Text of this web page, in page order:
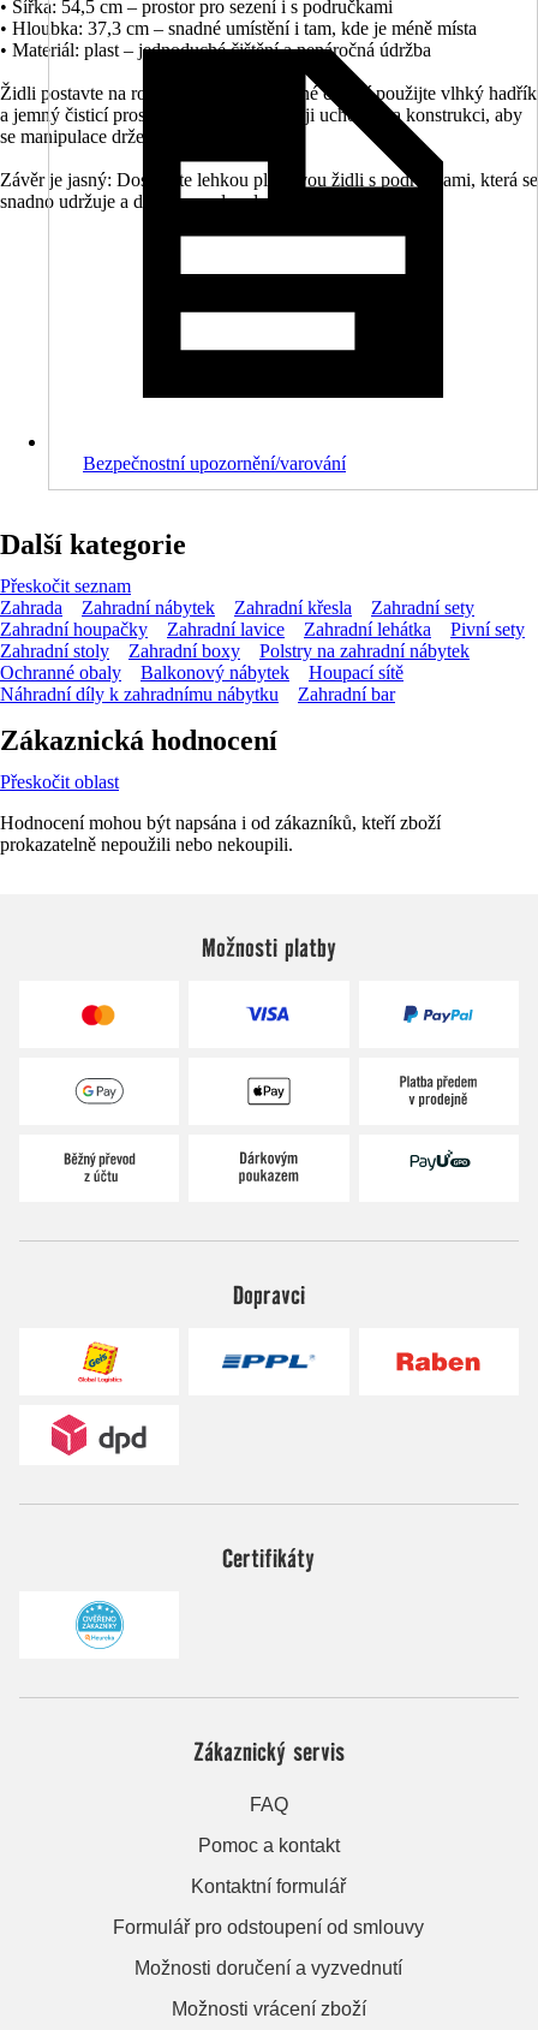
• Šířka: 54,5 cm – prostor pro sezení i s područkami
• Hloubka: 37,3 cm – snadné umístění i tam, kde je méně místa
• Materiál: plast – jednoduché čištění a nenáročná údržba
Židli postavte na rovný povrch. Pro běžné čištění použijte vlhký hadřík
a jemný čisticí prostředek. Při přenášení ji uchopte za konstrukci, aby
se manipulace držela pevně v ruce.
Závěr je jasný: Dostanete lehkou plastovou židli s područkami, která se
snadno udržuje a dobře zapadne do každodenního sezení.
Bezpečnostní upozornění/varování
Další kategorie
Přeskočit seznam
Zahrada
Zahradní nábytek Zahradní křesla
Zahradní sety
Zahradní houpačky
Zahradní lavice Zahradní lehátka
Pivní sety
Zahradní stoly
Zahradní boxy
Polstry na zahradní nábytek
Ochranné obaly
Balkonový nábytek
Houpací sítě
Náhradní díly k zahradnímu nábytku
Zahradní bar
Zákaznická hodnocení
Přeskočit oblast
Hodnocení mohou být napsána i od zákazníků, kteří zboží
prokazatelně nepoužili nebo nekoupili.
Možnosti platby
Dopravci
Certifikáty
Zákaznický servis
FAQ
Pomoc a kontakt
Kontaktní formulář
Formulář pro odstoupení od smlouvy
Možnosti doručení a vyzvednutí
Možnosti vrácení zboží